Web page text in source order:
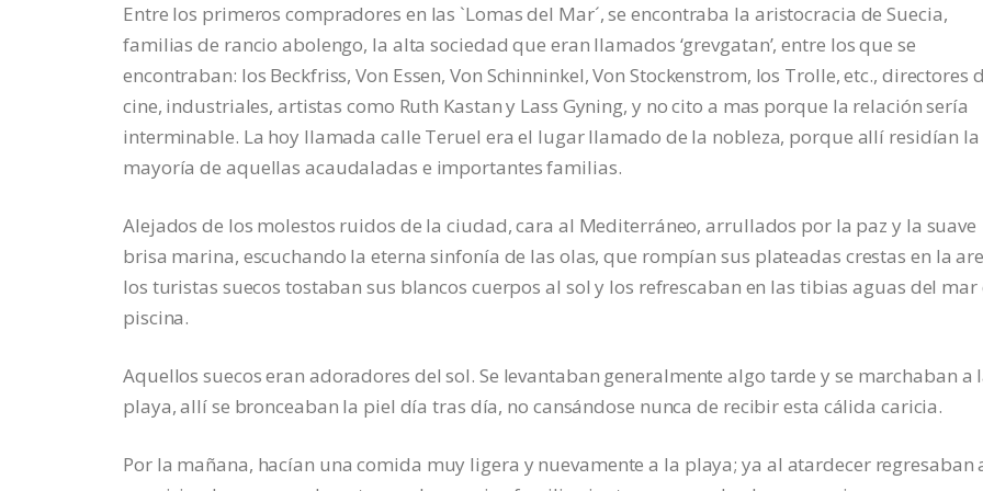
Entre los primeros compradores en las `Lomas del Mar´, se encontraba la aristocracia de Suecia,
familias de rancio abolengo, la alta sociedad que eran llamados ‘grevgatan’, entre los que se
encontraban: los Beckfriss, Von Essen, Von Schinninkel, Von Stockenstrom, los Trolle, etc., directores
cine, industriales, artistas como Ruth Kastan y Lass Gyning, y no cito a mas porque la relación sería
interminable. La hoy llamada calle Teruel era el lugar llamado de la nobleza, porque allí residían la
mayoría de aquellas acaudaladas e importantes familias.
Alejados de los molestos ruidos de la ciudad, cara al Mediterráneo, arrullados por la paz y la suave
brisa marina, escuchando la eterna sinfonía de las olas, que rompían sus plateadas crestas en la
los turistas suecos tostaban sus blancos cuerpos al sol y los refrescaban en las tibias aguas del mar
piscina.
Aquellos suecos eran adoradores del sol. Se levantaban generalmente algo tarde y se marchaban a
playa, allí se bronceaban la piel día tras día, no cansándose nunca de recibir esta cálida caricia.
Por la mañana, hacían una comida muy ligera y nuevamente a la playa; ya al atardecer regresaban